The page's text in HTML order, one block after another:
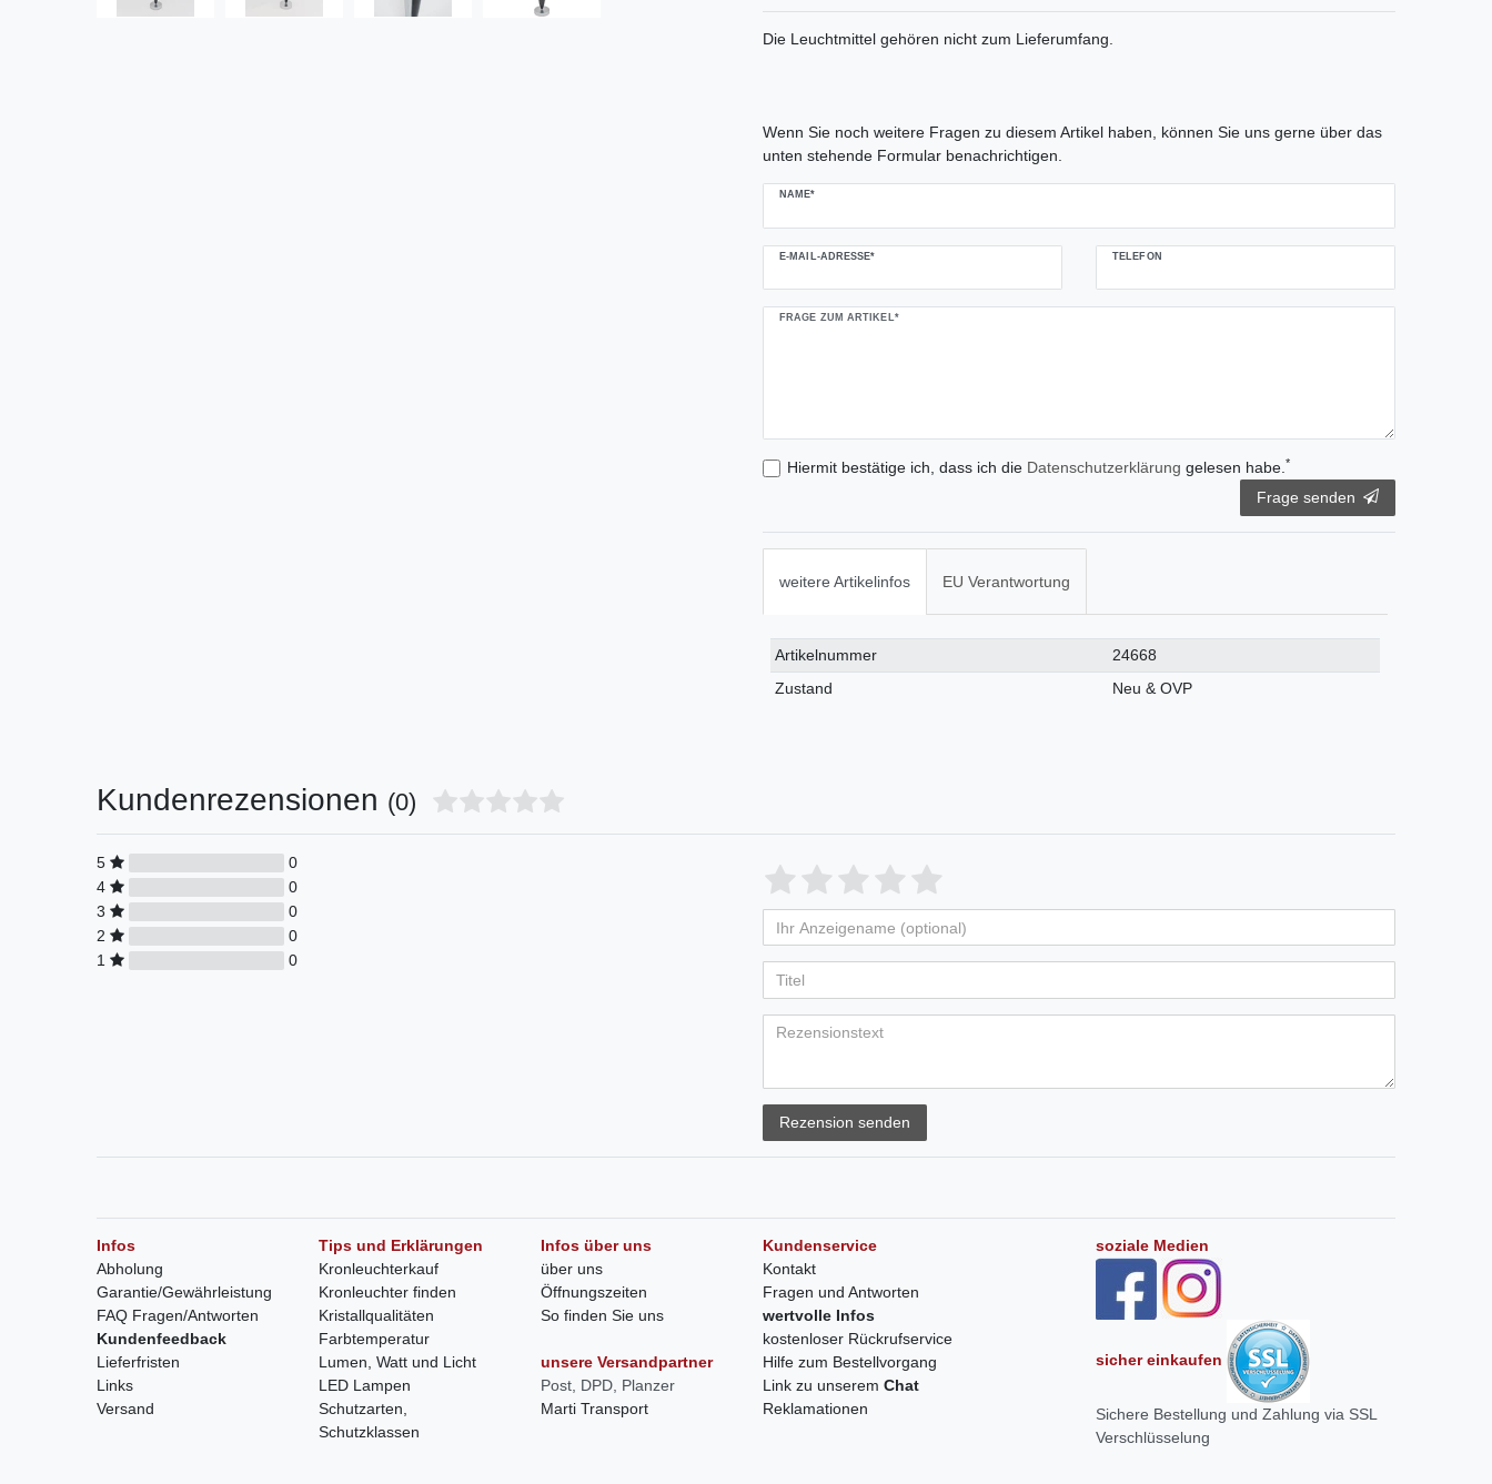
Die Leuchtmittel gehören nicht zum Lieferumfang.
Wenn Sie noch weitere Fragen zu diesem Artikel haben, können Sie uns gerne über das
unten stehende Formular benachrichtigen.
NAME*
E-MAIL-ADRESSE* TELEFON
FRAGE ZUM ARTIKEL*
Hiermit bestätige ich, dass ich die Daten­schutz­erklärung gelesen habe.*
Frage senden
weitere Artikelinfos EU Verantwortung
Technisches
Merkmal
Wert
Artikelnummer
24668
Zustand
Neu & OVP
Kundenrezensionen (0)
5
0
4
0
3
0
2
0
1
0
Rezension senden
Infos
Abholung
Garantie/Gewährleistung
FAQ Fragen/Antworten
Kundenfeedback
Lieferfristen
Links
Versand
Tips und Erklärungen
Kronleuchterkauf
Kronleuchter finden
Kristallqualitäten
Farbtemperatur
Lumen, Watt und Licht
LED Lampen
Schutzarten,
Schutzklassen
Infos über uns
über uns
Öffnungszeiten
So finden Sie uns
unsere Versandpartner
Post, DPD, Planzer
Marti Transport
Kundenservice
Kontakt
Fragen und Antworten
wertvolle Infos
kostenloser Rückrufservice
Hilfe zum Bestellvorgang
Link zu unserem Chat
Reklamationen
soziale Medien
sicher einkaufen
Sichere Bestellung und Zahlung via SSL
Verschlüsselung